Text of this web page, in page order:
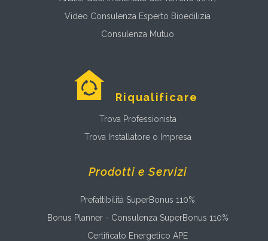
Video Consulenza Esperto Bioedilizia
Consulenza Mutuo
Riqualificare
Trova Professionista
Trova Installatore o Impresa
Prodotti e Servizi
Prefattibilità SuperBonus 110%
Bonus Planner - Consulenza SuperBonus 110%
Certificato Energetico APE